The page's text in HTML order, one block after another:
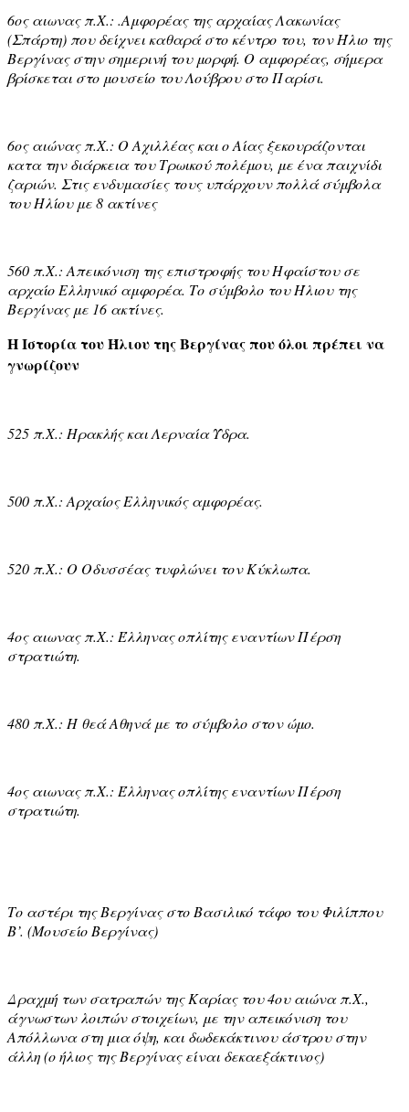
6ος αιωνας π.Χ.: .Αμφορέας της αρχαίας Λακωνίας
(Σπάρτη) που δείχνει καθαρά στο κέντρο του, τον Ήλιο της
Βεργίνας στην σημερινή του μορφή. Ο αμφορέας, σήμερα
βρίσκεται στο μουσείο του Λούβρου στο Παρίσι.
6ος αιώνας π.Χ.: Ο Αχιλλέας και ο Αίας ξεκουράζονται
κατα την διάρκεια του Τρωικού πολέμου, με ένα παιχνίδι
ζαριών. Στις ενδυμασίες τους υπάρχουν πολλά σύμβολα
του Ηλίου με 8 ακτίνες
560 π.Χ.: Απεικόνιση της επιστροφής του Ηφαίστου σε
αρχαίο Ελληνικό αμφορέα. Το σύμβολο του Ήλιου της
Βεργίνας με 16 ακτίνες.
Η Ιστορία του Ήλιου της Βεργίνας που όλοι πρέπει να
γνωρίζουν
525 π.Χ.: Ηρακλής και Λερναία Ύδρα.
500 π.Χ.: Αρχαίος Ελληνικός αμφορέας.
520 π.Χ.: Ο Οδυσσέας τυφλώνει τον Κύκλωπα.
4ος αιωνας π.Χ.: Έλληνας οπλίτης εναντίων Πέρση
στρατιώτη.
480 π.Χ.: Η θεά Αθηνά με το σύμβολο στον ώμο.
4ος αιωνας π.Χ.: Έλληνας οπλίτης εναντίων Πέρση
στρατιώτη.
Το αστέρι της Βεργίνας στο Βασιλικό τάφο του Φιλίππου
Β’. (Μουσείο Βεργίνας)
Δραχμή των σατραπών της Καρίας του 4ου αιώνα π.Χ.,
άγνωστων λοιπών στοιχείων, με την απεικόνιση του
Απόλλωνα στη μια όψη, και δωδεκάκτινου άστρου στην
άλλη (ο ήλιος της Βεργίνας είναι δεκαεξάκτινος)